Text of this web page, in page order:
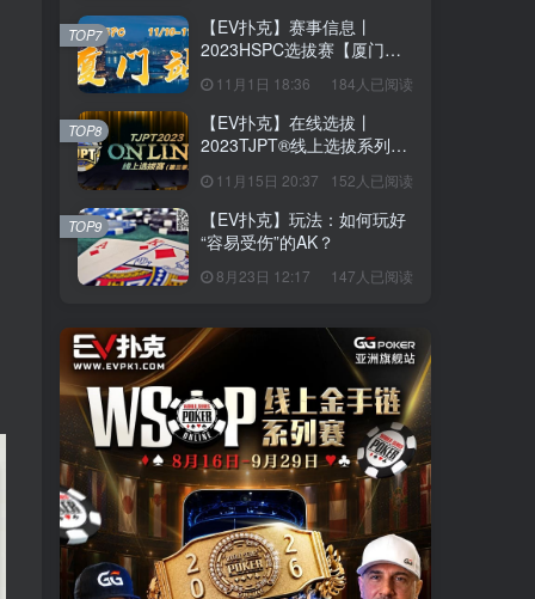
【EV扑克】赛事信息丨
2023HSPC选拔赛【厦门
站】详细赛程赛制发布（11
月10日-15日）
11月1日 18:36 184人已阅读
TOP7
【EV扑克】在线选拔丨
2023TJPT®线上选拔系列赛
正式开启！
11月15日 20:37 152人已阅读
TOP8
【EV扑克】玩法：如何玩好
“容易受伤”的AK？
8月23日 12:17 147人已阅读
TOP9